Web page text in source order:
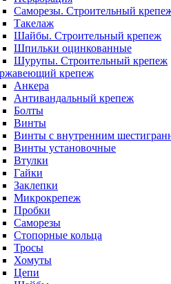
Саморезы. Строительный
Такелаж
Шайбы. Строительный крепеж
Шпильки оцинкованные
Шурупы. Строительный крепеж
крепеж
Анкера
Антивандальный крепеж
Болты
Винты
Винты с внутренним
Винты установочные
Втулки
Гайки
Заклепки
Микрокрепеж
Пробки
Саморезы
Стопорные кольца
Тросы
Хомуты
Цепи